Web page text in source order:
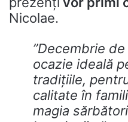
Nicolae.
”Decembrie
ocazie ideală
tradițiile,
calitate în
magia